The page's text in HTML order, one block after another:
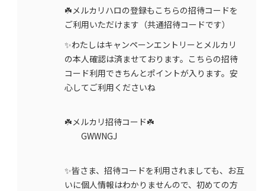
☘️メルカリハロの登録もこちらの招待コードを
ご利用いただけます（共通招待コードです）
✨わたしはキャンペーンエントリーとメルカリ
の本人確認は済ませております。こちらの招待
コード利用できちんとポイントが入ります。安
心してご利用くださいね
☘️メルカリ招待コード☘️
GWWNGJ
✨皆さま、招待コードを利用されましても、お互
いに個人情報はわかりませんので、初めての方